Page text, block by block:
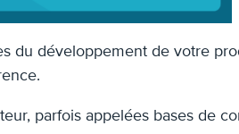
du développement de votre
parfois appelées bases de